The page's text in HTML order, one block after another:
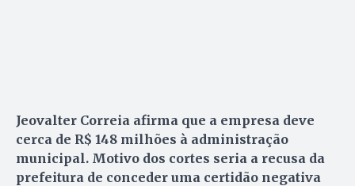
Jeovalter Correia afirma que a empresa deve
cerca de R$ 148 milhões à administração
municipal. Motivo dos cortes seria a recusa da
prefeitura de conceder uma certidão negativa